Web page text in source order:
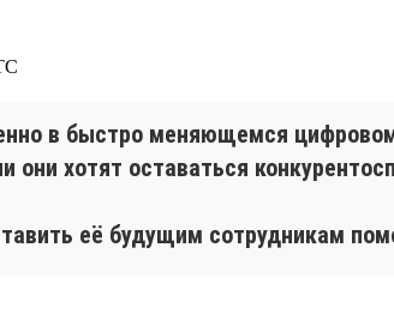
в быстро меняющемся
они хотят оставаться
её будущим сотрудникам